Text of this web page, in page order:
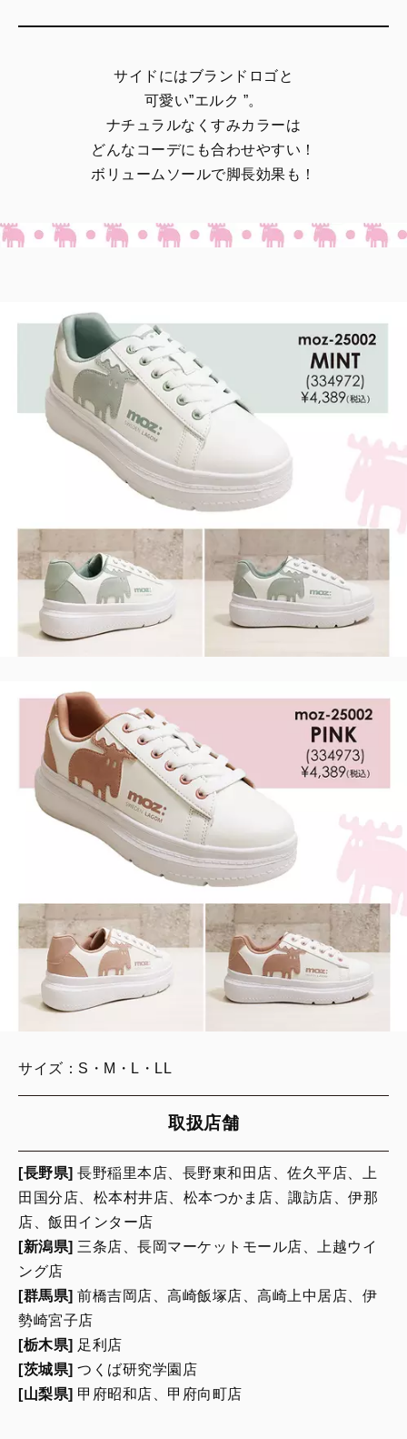
サイドにはブランドロゴと
可愛い”エルク ”。
ナチュラルなくすみカラーは
どんなコーデにも合わせやすい！
ボリュームソールで脚長効果も！
サイズ：S・M・L・LL
取扱店舗
[長野県] 長野稲里本店、長野東和田店、佐久平店、上
田国分店、松本村井店、松本つかま店、諏訪店、伊那
店、飯田インター店
[新潟県] 三条店、長岡マーケットモール店、上越ウイ
ング店
[群馬県] 前橋吉岡店、高崎飯塚店、高崎上中居店、伊
勢崎宮子店
[栃木県] 足利店
[茨城県] つくば研究学園店
[山梨県] 甲府昭和店、甲府向町店